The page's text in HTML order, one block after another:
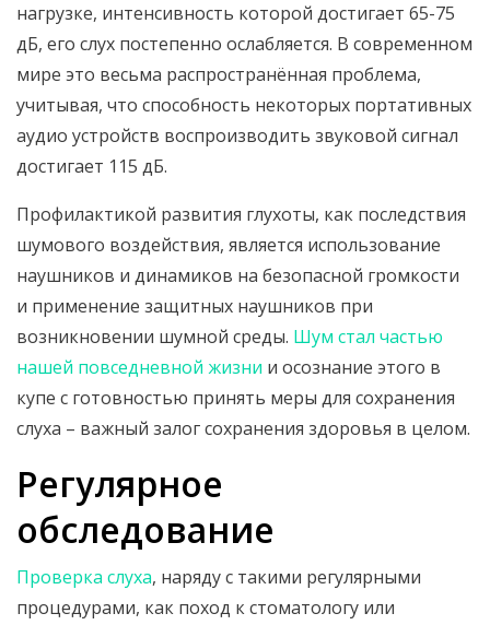
нагрузке, интенсивность которой достигает 65-75
дБ, его слух постепенно ослабляется. В современном
мире это весьма распространённая проблема,
учитывая, что способность некоторых портативных
аудио устройств воспроизводить звуковой сигнал
достигает 115 дБ.
Профилактикой развития глухоты, как последствия
шумового воздействия, является использование
наушников и динамиков на безопасной громкости
и применение защитных наушников при
возникновении шумной среды. Шум стал частью
нашей повседневной жизни и осознание этого в
купе с готовностью принять меры для сохранения
слуха – важный залог сохранения здоровья в целом.
Регулярное
обследование
Проверка слуха, наряду с такими регулярными
процедурами, как поход к стоматологу или